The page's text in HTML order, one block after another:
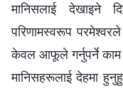
मानिसलाई देखाइने
परिणामस्वरूप
केवल आफूले गर्नुपर्ने काम
मानिसहरूलाई देहमा